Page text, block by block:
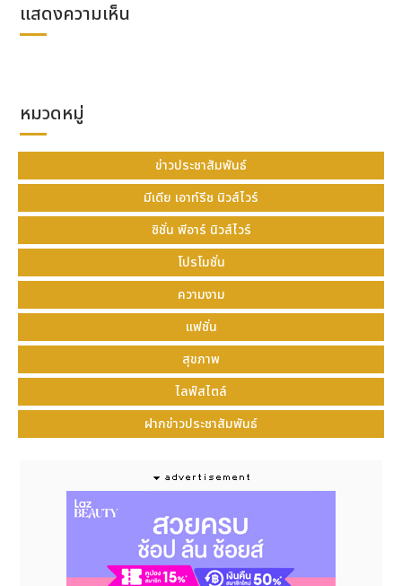
1. Envisiontec Einstein Pro-XL และ D4K Pro 3D
Printing
ผิวงานละเอียดและที่สำคัญมาพร้อมกับเรซินที่นำไปทำงาน
หล่อได้อย่างง่ายดายเหมือนเทียน
2. PUK6 Precision Weldingเครื่องเชื่อม PUK6 รุ่น
ใหม่ล่าสุด นวัตกรรมจากประเทศเยอรมัน PUK6 ได้รับ
รางวัลชนะเลิศการออกแบบยอดเยี่ยมจากงาน
International Forum (iF) Design Award 2022
(งานประกวดด้านการออกแบบผลิตภัณฑ์อันทรงเกียรติ
ระดับนานาชาติของเยอรมนี) ตัวเครื่องมาพร้อมกับ
นวัตกรรมการเชื่อมที่แม่นยำที่สุดเท่าที่เคยมีมาและ
ประสิทธิภาพทรงพลังอันน่าทึ่งในทุกมิติ ทำให้การเชื่อม
รวดเร็ว แม่นยำ ผิวเรียบ และยังยืดอายุการใช้งานของเข็ม
เชื่อม Electrode ให้ยาวนานขึ้นกว่า 50% อีกด้วย
3. Avalon Electro-Polishingเครื่องขัดชิ้นงานด้วย
ระบบไฟฟ้าจากประเทศโปแลนด์ เหมาะสำหรับชิ้นงานจิวเวล
รี่ที่มีดีไซน์ที่สลับซับซ้อนและไม่สามารถจะทำให้ผิวโลหะเงา
งดงามได้ด้วยกระบวนการขัดปกติ น้ำยาขัดและระบบไฟฟ้า
ทั้งงานเงิน งานทอง และงานทองเหลือง
4. Elettrolaser Welding Machine
เชื่อมงานโลหะมีค่าจากประเทศอิตาลี เหมาะกับการเชื่อม
หรือการซ่อม เช่น แพลทินัม ไททาเนียม ทอง เงิน
แสดงความเห็น
หมวดหมู่
ข่าวประชาสัมพันธ์
มีเดีย เอาท์รีช นิวส์ไวร์
ซิชั่น พีอาร์ นิวส์ไวร์
โปรโมชั่น
ความงาม
แฟชั่น
สุขภาพ
ไลฟ์สไตล์
ฝากข่าวประชาสัมพันธ์